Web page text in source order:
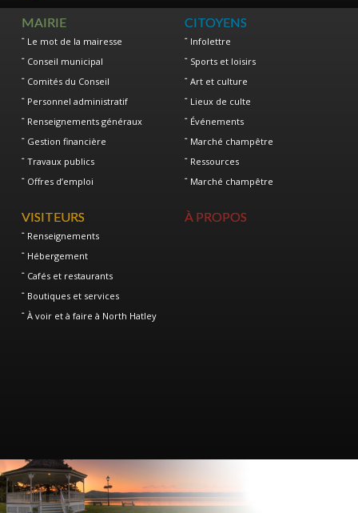
MAIRIE
Le mot de la mairesse
Conseil municipal
Comités du Conseil
Personnel administratif
Renseignements généraux
Gestion financière
Travaux publics
Offres d’emploi
CITOYENS
Infolettre
Sports et loisirs
Art et culture
Lieux de culte
Événements
Marché champêtre
Ressources
Marché champêtre
VISITEURS
Renseignements
Hébergement
Cafés et restaurants
Boutiques et services
À voir et à faire à North Hatley
À PROPOS